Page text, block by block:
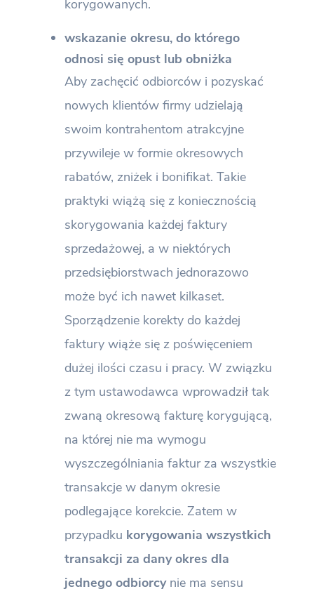
korygowanych.
wskazanie okresu, do którego
odnosi się opust lub obniżka
Aby zachęcić odbiorców i pozyskać
nowych klientów firmy udzielają
swoim kontrahentom atrakcyjne
przywileje w formie okresowych
rabatów, zniżek i bonifikat. Takie
praktyki wiążą się z koniecznością
skorygowania każdej faktury
sprzedażowej, a w niektórych
przedsiębiorstwach jednorazowo
może być ich nawet kilkaset.
Sporządzenie korekty do każdej
faktury wiąże się z poświęceniem
dużej ilości czasu i pracy. W związku
z tym ustawodawca wprowadził tak
zwaną okresową fakturę korygującą,
na której nie ma wymogu
wyszczególniania faktur za wszystkie
transakcje w danym okresie
podlegające korekcie. Zatem w
przypadku korygowania wszystkich
transakcji za dany okres dla
jednego odbiorcynie ma sensu